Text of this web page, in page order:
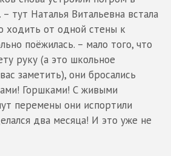
– тут Наталья Витальевна встала
ходить от одной стены к
поёжилась. – мало того, что
руку (а это школьное
заметить), они бросались
Горшками! С живыми
перемены они испортили
два месяца! И это уже не